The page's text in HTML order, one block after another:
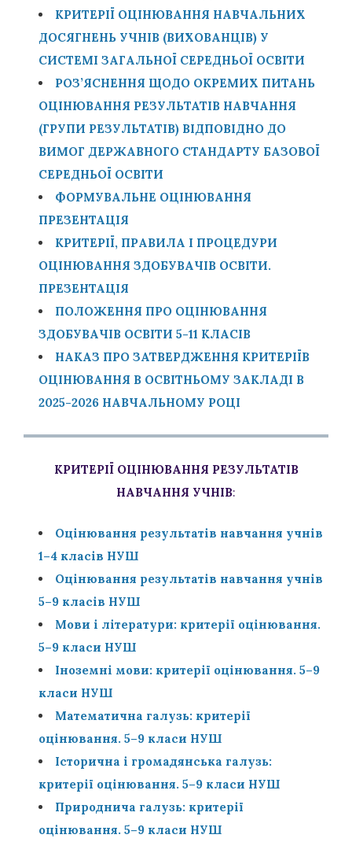
КРИТЕРІЇ ОЦІНЮВАННЯ НАВЧАЛЬНИХ
ДОСЯГНЕНЬ УЧНІВ (ВИХОВАНЦІВ) У
СИСТЕМІ ЗАГАЛЬНОЇ СЕРЕДНЬОЇ ОСВІТИ
РОЗ’ЯСНЕННЯ ЩОДО ОКРЕМИХ ПИТАНЬ
ОЦІНЮВАННЯ РЕЗУЛЬТАТІВ НАВЧАННЯ
(ГРУПИ РЕЗУЛЬТАТІВ) ВІДПОВІДНО ДО
ВИМОГ ДЕРЖАВНОГО СТАНДАРТУ БАЗОВОЇ
СЕРЕДНЬОЇ ОСВІТИ
ФОРМУВАЛЬНЕ ОЦІНЮВАННЯ
ПРЕЗЕНТАЦІЯ
КРИТЕРІЇ, ПРАВИЛА І ПРОЦЕДУРИ
ОЦІНЮВАННЯ ЗДОБУВАЧІВ ОСВІТИ.
ПРЕЗЕНТАЦІЯ
ПОЛОЖЕННЯ ПРО ОЦІНЮВАННЯ
ЗДОБУВАЧІВ ОСВІТИ 5-11 КЛАСІВ
НАКАЗ ПРО ЗАТВЕРДЖЕННЯ КРИТЕРІЇВ
ОЦІНЮВАННЯ В ОСВІТНЬОМУ ЗАКЛАДІ В
2025-2026 НАВЧАЛЬНОМУ РОЦІ
КРИТЕРІЇ ОЦІНЮВАННЯ РЕЗУЛЬТАТІВ
НАВЧАННЯ УЧНІВ:
Оцінювання результатів навчання учнів
1–4 класів НУШ
Оцінювання результатів навчання учнів
5–9 класів НУШ
Мови і літератури: критерії оцінювання.
5–9 класи НУШ
Іноземні мови: критерії оцінювання. 5–9
класи НУШ
Математична галузь: критерії
оцінювання. 5–9 класи НУШ
Історична і громадянська галузь:
критерії оцінювання. 5–9 класи НУШ
Природнича галузь: критерії
оцінювання. 5–9 класи НУШ